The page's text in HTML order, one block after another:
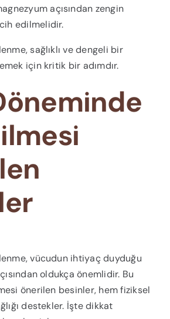
açısından zengin
edilmelidir.
sağlıklı ve dengeli bir
için kritik bir adımdır.
vücudun ihtiyaç duyduğu
oldukça önemlidir. Bu
önerilen besinler, hem fiziksel
destekler. İşte dikkat